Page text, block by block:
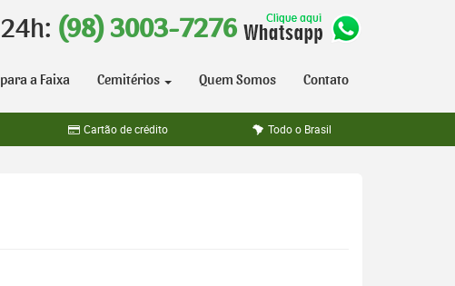
(98) 3003-7276
a Faixa Cemitérios Quem Somos Contato
Cartão de crédito Todo o Brasil